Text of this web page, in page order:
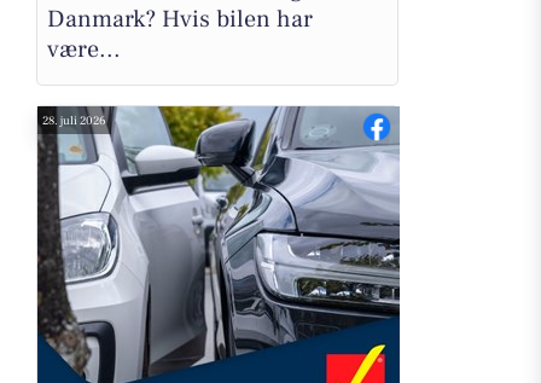
Danmark? Hvis bilen har
være...
28. juli 2026